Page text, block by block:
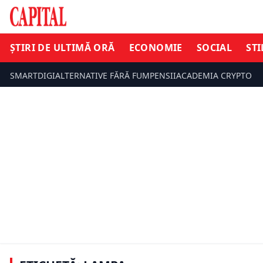
ȘTIRI DE ULTIMĂ ORĂ ECONOMIE SOCIAL
SMARTDIGIALTERNATIVE FĂRĂ FUMPENSIIACADEMIA CRYPTO
la 1 ianuarie. Se montează pe